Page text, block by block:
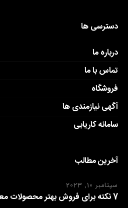
دسترسی ها
درباره ما
تماس با ما
فروشگاه
آگهی نیازمندی ها
سامانه کاریابی
آخرین مطالب
سپتامبر 10, 2023
7 نکته برای فروش بهتر محصولات معدنی